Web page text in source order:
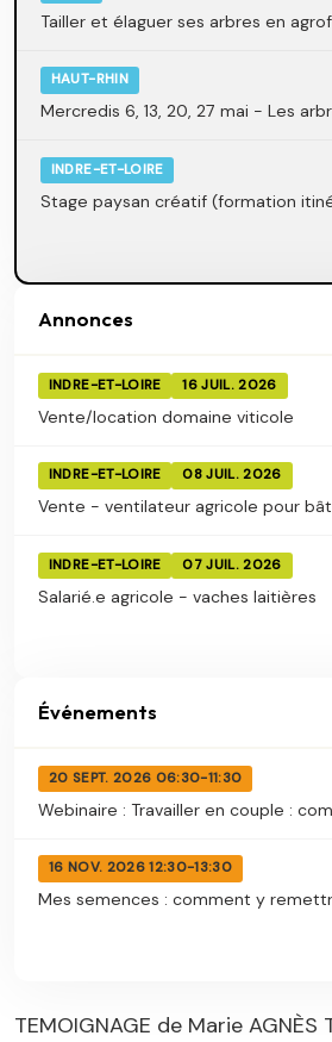
Tailler et élaguer ses arbres en
HAUT-RHIN
Mercredis 6, 13, 20, 27 mai - Les
INDRE-ET-LOIRE
Stage paysan créatif (formation
Annonces
INDRE-ET-LOIRE 16 JUIL. 2026
Vente/location domaine viticole
INDRE-ET-LOIRE 08 JUIL. 2026
Vente - ventilateur agricole pour
INDRE-ET-LOIRE 07 JUIL. 2026
Salarié.e agricole - vaches laitières
Événements
20 SEPT. 2026 06:30-11:30
Webinaire : Travailler en couple :
16 NOV. 2026 12:30-13:30
Mes semences : comment y
TEMOIGNAGE de Marie AGNÈS